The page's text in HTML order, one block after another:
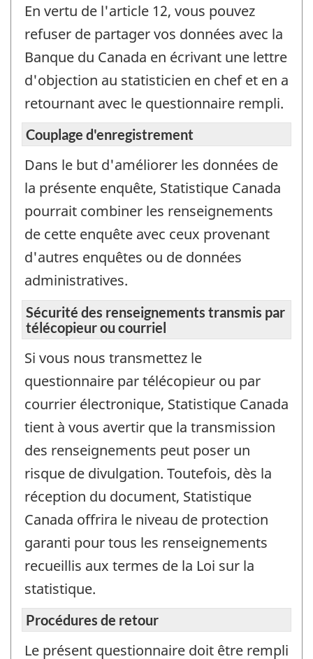
En vertu de l'article 12, vous pouvez
refuser de partager vos données avec la
Banque du Canada en écrivant une lettre
d'objection au statisticien en chef et en a
retournant avec le questionnaire rempli.
Couplage d'enregistrement
Dans le but d'améliorer les données de
la présente enquête, Statistique Canada
pourrait combiner les renseignements
de cette enquête avec ceux provenant
d'autres enquêtes ou de données
administratives.
Sécurité des renseignements transmis par
télécopieur ou courriel
Si vous nous transmettez le
questionnaire par télécopieur ou par
courrier électronique, Statistique Canada
tient à vous avertir que la transmission
des renseignements peut poser un
risque de divulgation. Toutefois, dès la
réception du document, Statistique
Canada offrira le niveau de protection
garanti pour tous les renseignements
recueillis aux termes de la Loi sur la
statistique.
Procédures de retour
Le présent questionnaire doit être rempli